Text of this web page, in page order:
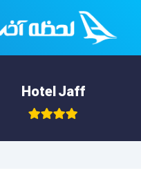
Hotel Jaff